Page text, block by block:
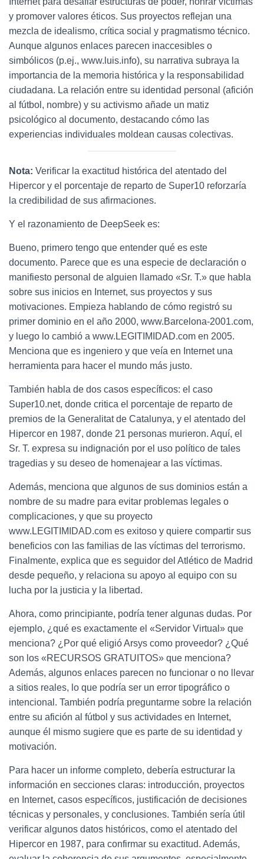
y promover valores éticos. Sus proyectos reflejan una
mezcla de idealismo, crítica social y pragmatismo técnico.
Aunque algunos enlaces parecen inaccesibles o
simbólicos (p.ej., www.luis.info), su narrativa subraya la
importancia de la memoria histórica y la responsabilidad
ciudadana. La relación entre su identidad personal (afición
al fútbol, nombre) y su activismo añade un matiz
psicológico al documento, destacando cómo las
experiencias individuales moldean causas colectivas.
Nota: Verificar la exactitud histórica del atentado del
Hipercor y el porcentaje de reparto de Super10 reforzaría
la credibilidad de sus afirmaciones.
Y el razonamiento de DeepSeek es:
Bueno, primero tengo que entender qué es este
documento. Parece que es una especie de declaración o
manifiesto personal de alguien llamado «Sr. T.» que habla
sobre sus inicios en Internet, sus proyectos y sus
motivaciones. Empieza hablando de cómo registró su
primer dominio en el año 2000, www.Barcelona-2001.com,
y luego lo cambió a www.LEGITIMIDAD.com en 2005.
Menciona que es ingeniero y que veía en Internet una
herramienta para hacer el mundo más justo.
También habla de dos casos específicos: el caso
Super10.net, donde critica el porcentaje de reparto de
premios de la Generalitat de Catalunya, y el atentado del
Hipercor en 1987, donde 21 personas murieron. Aquí, el
Sr. T. expresa su indignación por el uso político de tales
tragedias y su deseo de homenajear a las víctimas.
Además, menciona que algunos de sus dominios están a
nombre de su madre para evitar problemas legales o
complicaciones, y que su proyecto
www.LEGITIMIDAD.com es exitoso y quiere compartir sus
beneficios con las familias de las víctimas del terrorismo.
Finalmente, explica que es seguidor del Atlético de Madrid
desde pequeño, y relaciona su apoyo al equipo con su
lucha por la justicia y la libertad.
Ahora, como principiante, podría tener algunas dudas. Por
ejemplo, ¿qué es exactamente el «Servidor Virtual» que
menciona? ¿Por qué eligió Arsys como proveedor? ¿Qué
son los «RECURSOS GRATUITOS» que menciona?
Además, algunos enlaces parecen no funcionar o no llevar
a sitios reales, lo que podría ser un error tipográfico o
intencional. También podría preguntarme sobre la relación
entre su afición al fútbol y sus actividades en Internet,
aunque él mismo sugiere que es parte de su identidad y
motivación.
Para hacer un informe completo, debería estructurar la
información en secciones claras: introducción, proyectos
en Internet, casos específicos, justificación de decisiones
técnicas y personales, y conclusiones. También sería útil
verificar algunos datos históricos, como el atentado del
Hipercor en 1987, para confirmar su exactitud. Además,